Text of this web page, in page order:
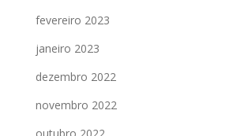
fevereiro 2023
janeiro 2023
dezembro 2022
novembro 2022